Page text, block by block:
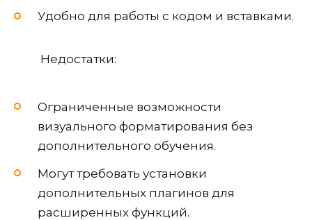
Удобно для работы с кодом и вставками.
Недостатки:
Ограниченные возможности
визуального форматирования без
дополнительного обучения.
Могут требовать установки
дополнительных плагинов для
расширенных функций.